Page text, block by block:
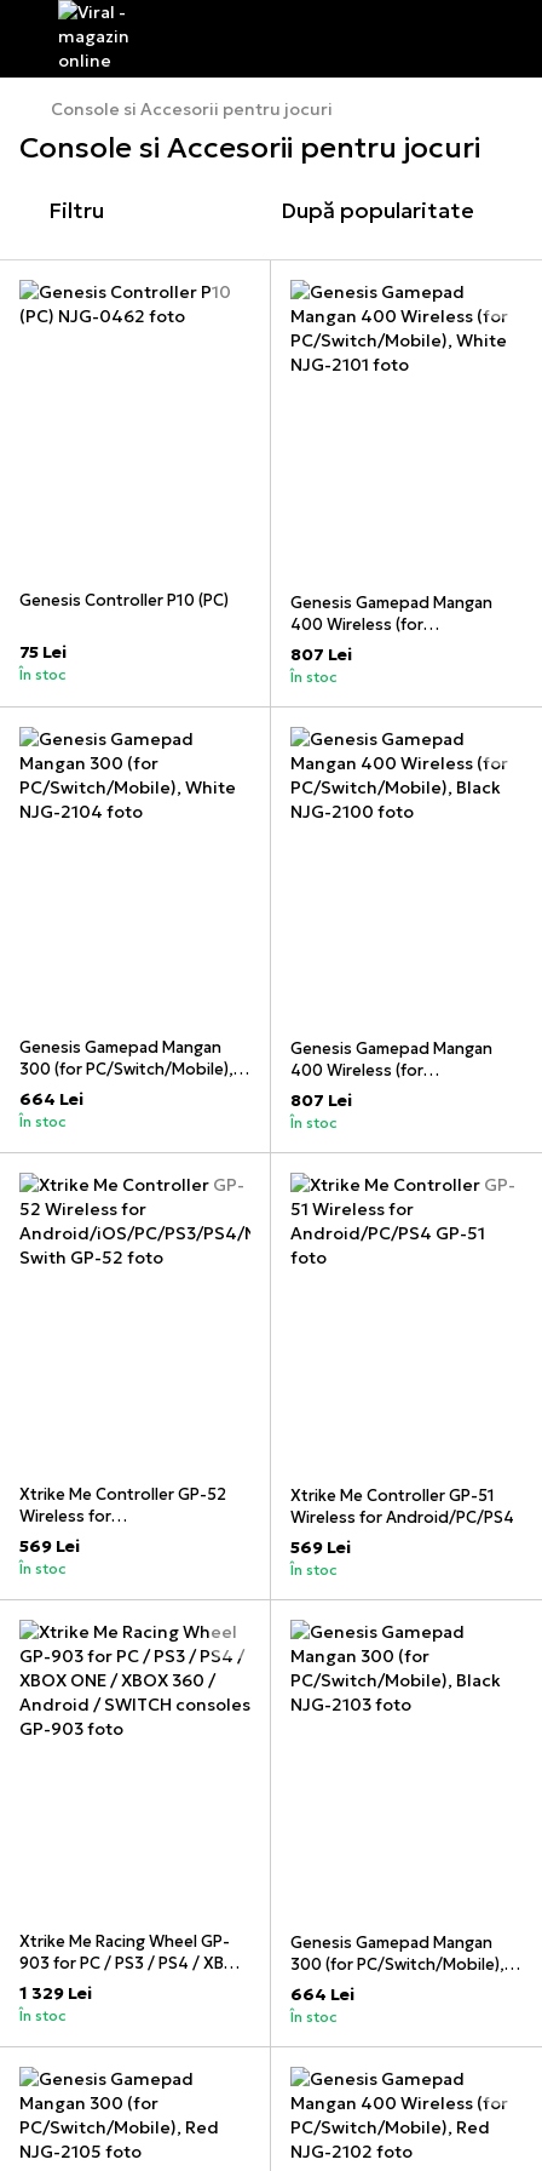
Console si Accesorii pentru jocuri
Console si Accesorii pentru jocuri
Filtru După popularitate
Genesis Controller P10 (PC)
75 Lei
În stoc
Genesis Gamepad Mangan
400 Wireless (for
PC/Switch/Mobile), White
807 Lei
În stoc
Genesis Gamepad Mangan
300 (for PC/Switch/Mobile),
White
664 Lei
În stoc
Genesis Gamepad Mangan
400 Wireless (for
PC/Switch/Mobile), Black
807 Lei
În stoc
Xtrike Me Controller GP-52
Wireless for
Android/iOS/PC/PS3/PS4/Nin
tendo Swith
569 Lei
În stoc
Xtrike Me Controller GP-51
Wireless for Android/PC/PS4
569 Lei
În stoc
Xtrike Me Racing Wheel GP-
903 for PC / PS3 / PS4 / XBOX
ONE / XBOX 360 / Android /
SWITCH consoles
1 329 Lei
În stoc
Genesis Gamepad Mangan
300 (for PC/Switch/Mobile),
Black
664 Lei
În stoc